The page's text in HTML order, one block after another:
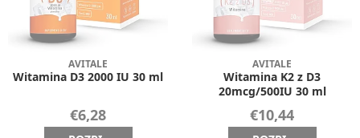
AVITALE
Witamina D3 2000 IU 30 ml
€6,28
AVITALE
Witamina K2 z D3
20mcg/500IU 30 ml
€10,44